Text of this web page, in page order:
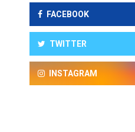
FACEBOOK
TWITTER
INSTAGRAM